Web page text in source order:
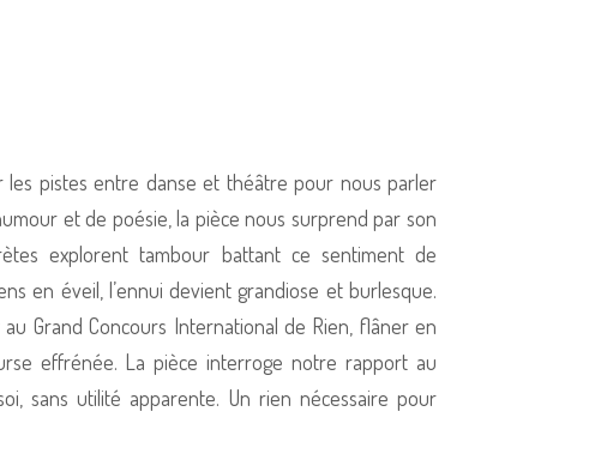
les pistes entre danse et théâtre pour nous parler
et de poésie, la pièce nous surprend par son
explorent tambour battant ce sentiment de
en éveil, l’ennui devient grandiose et burlesque.
Grand Concours International de Rien, flâner en
effrénée. La pièce interroge notre rapport au
sans utilité apparente. Un rien nécessaire pour